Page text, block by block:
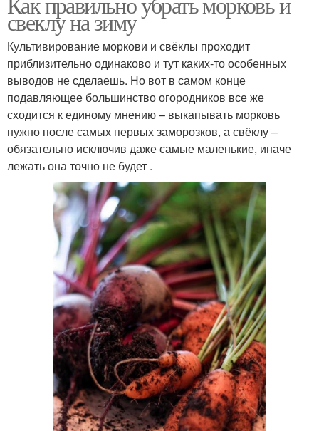
свеклу на зиму
Культивирование моркови и свёклы проходит
приблизительно одинаково и тут каких-то особенных
выводов не сделаешь. Но вот в самом конце
подавляющее большинство огородников все же
сходится к единому мнению – выкапывать морковь
нужно после самых первых заморозков, а свёклу –
обязательно исключив даже самые маленькие, иначе
лежать она точно не будет .